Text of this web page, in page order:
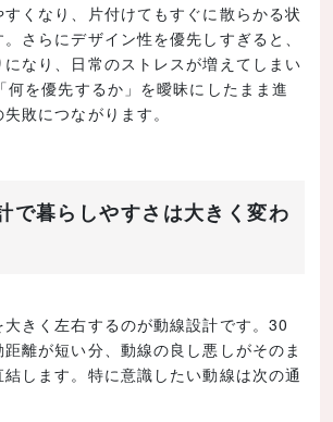
くなり、片付けてもすぐに散らかる状
さらにデザイン性を優先しすぎると、
なり、日常のストレスが増えてしまい
何を優先するか」を曖昧にしたまま進
敗につながります。
で暮らしやすさは大きく変わ
きく左右するのが動線設計です。30
離が短い分、動線の良し悪しがそのま
結します。特に意識したい動線は次の通